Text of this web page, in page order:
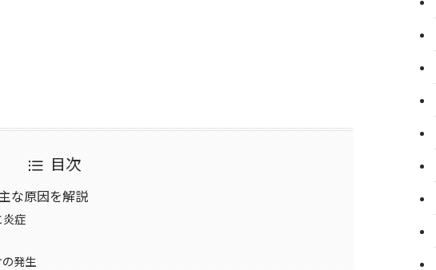
目次
な原因を解説
炎症
発生